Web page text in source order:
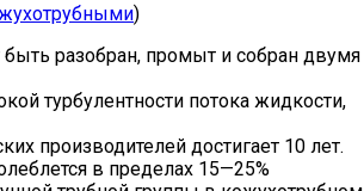
)
разобран, промыт и собран двумя
турбулентности потока жидкости,
производителей достигает 10 лет.
в пределах 15—25%